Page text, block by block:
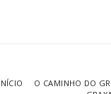
O CAMINHO DO